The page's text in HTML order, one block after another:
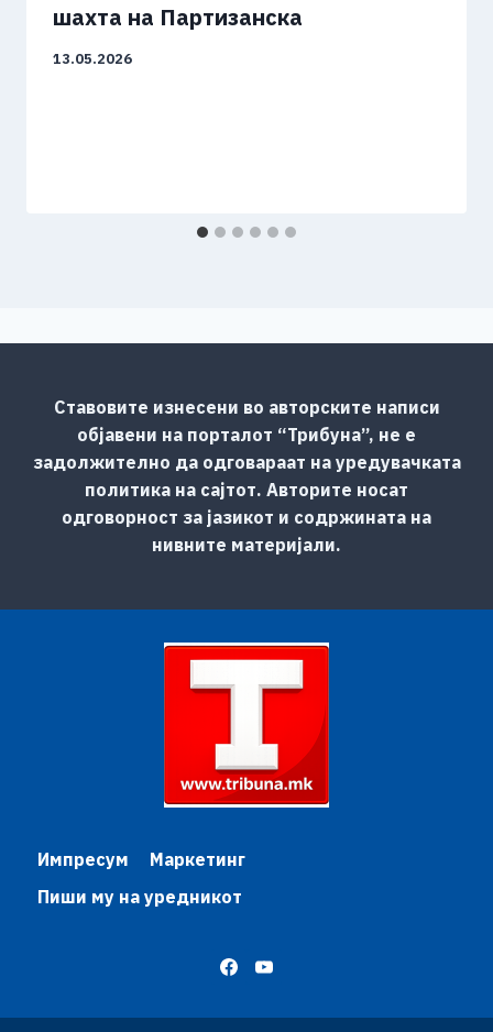
шахта на Партизанска
13.05.2026
Ставовите изнесени во авторските написи
објавени на порталот “Трибуна”, не е
задолжително да одговараат на уредувачката
политика на сајтот. Авторите носат
одговорност за јазикот и содржината на
нивните материјали.
Импресум
Маркетинг
Пиши му на уредникот